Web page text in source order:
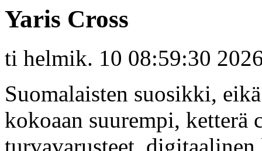
Yaris Cross
ti helmik. 10 08:59:30
Suomalaisten suosikki,
kokoaan suurempi, ketterä